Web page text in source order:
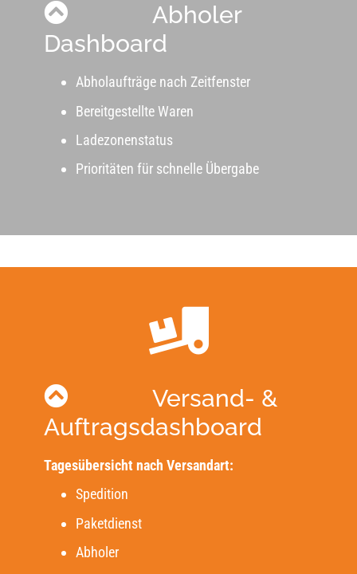
Abholer
Dashboard
Abholaufträge nach Zeitfenster
Bereitgestellte Waren
Ladezonenstatus
Prioritäten für schnelle Übergabe
Versand- &
Auftragsdashboard
Tagesübersicht nach Versandart:
Spedition
Paketdienst
Abholer